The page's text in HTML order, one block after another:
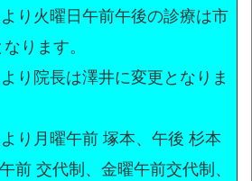
り火曜日午前午後の診療は市
ります。
り院長は澤井に変更となりま
り月曜午前 塚本、午後 杉本
前 交代制、金曜午前交代制、